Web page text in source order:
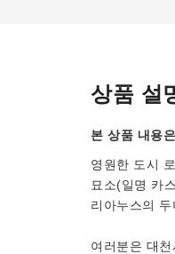
상품 설
본 상품 내용
영원한 도시
묘소(일명 카
리아누스의
여러분은 대